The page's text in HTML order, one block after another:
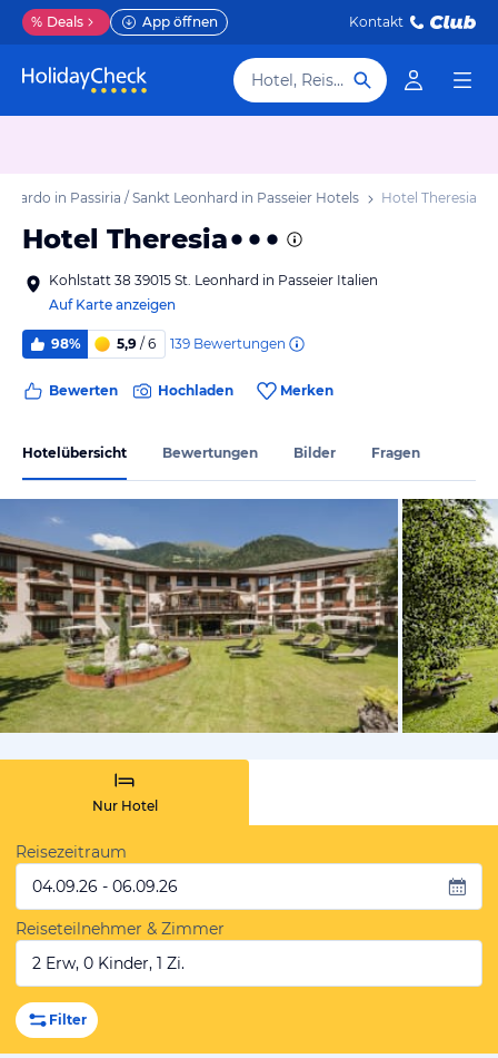
% Deals App öffnen Kontakt
Hotel, Reiseziel
in Passiria / Sankt Leonhard in Passeier Hotels Hotel Theresia
Hotel Theresia
Kohlstatt 38 39015 St. Leonhard in Passeier Italien
Auf Karte anzeigen
98% 5,9 / 6 139 Bewertungen
Bewerten Hochladen Merken
Hotelübersicht Bewertungen Bilder Fragen
vom
Nur Hotel
Reisezeitraum
04.09.26 - 06.09.26
Reiseteilnehmer & Zimmer
2 Erw, 0 Kinder, 1 Zi.
Filter